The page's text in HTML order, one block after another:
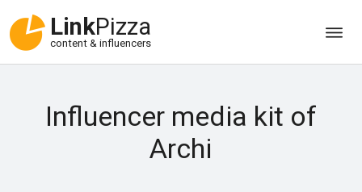
LinkPizza
content & influencers
Influencer media kit of
Archi